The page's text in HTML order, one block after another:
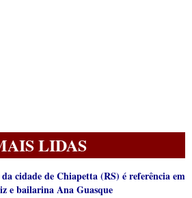
LIDAS
cidade de Chiapetta (RS) é referência em
e bailarina Ana Guasque